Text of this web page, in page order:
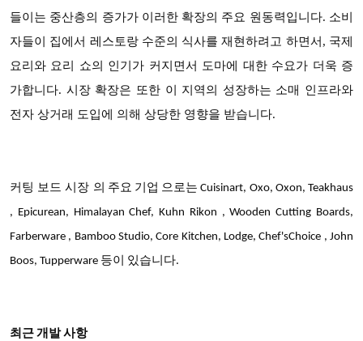
들이는 중산층의 증가가 이러한 확장의 주요 원동력입니다. 소비
자들이 집에서 레스토랑 수준의 식사를 재현하려고 하면서, 국제
요리와 요리 쇼의 인기가 커지면서 도마에 대한 수요가 더욱 증
가합니다. 시장 확장은 또한 이 지역의 성장하는 소매 인프라와
전자 상거래 도입에 의해 상당한 영향을 받습니다.
커팅 보드 시장 의 주요 기업 으로는 Cuisinart, Oxo, Oxon, Teakhaus
, Epicurean, Himalayan Chef, Kuhn Rikon , Wooden Cutting Boards,
Farberware , Bamboo Studio, Core Kitchen, Lodge, Chef'sChoice , John
Boos, Tupperware 등이 있습니다.
최근 개발 사항